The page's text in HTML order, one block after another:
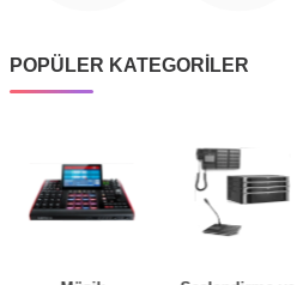
POPÜLER KATEGORİLER